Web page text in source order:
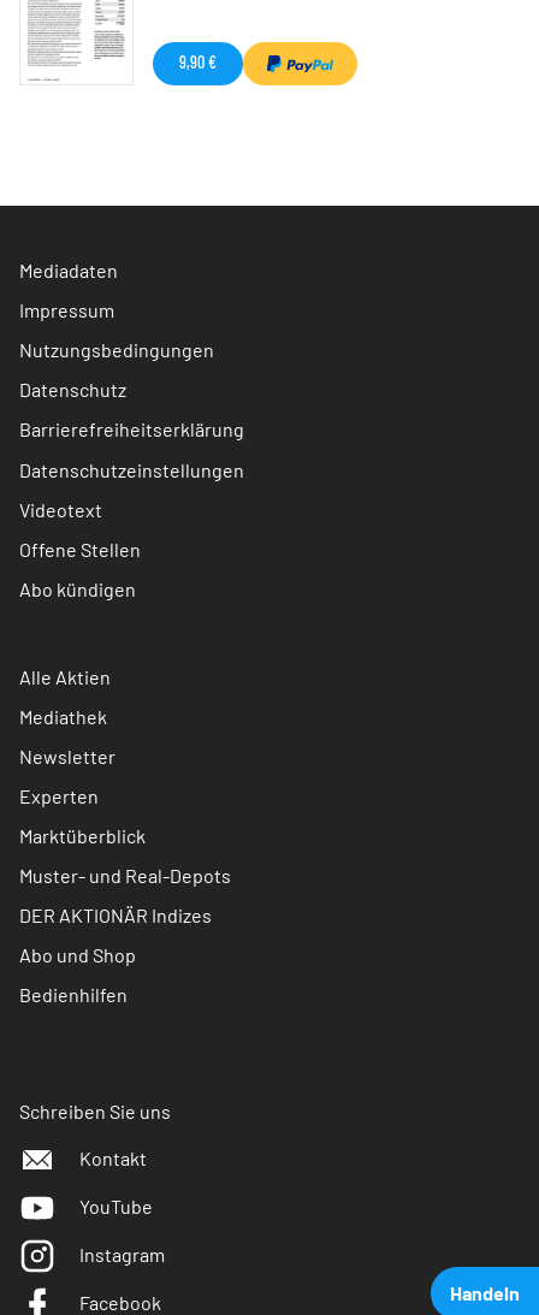
Handeln
9,90 €
Mediadaten
Impressum
Nutzungsbedingungen
Datenschutz
Barrierefreiheitserklärung
Datenschutzeinstellungen
Videotext
Offene Stellen
Abo kündigen
Alle Aktien
Mediathek
Newsletter
Experten
Marktüberblick
Muster- und Real-Depots
DER AKTIONÄR Indizes
Abo und Shop
Bedienhilfen
Schreiben Sie uns
Kontakt
YouTube
Instagram
Facebook